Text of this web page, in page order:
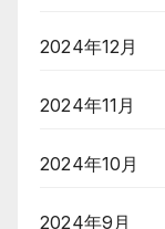
2024年12月
2024年11月
2024年10月
2024年9月